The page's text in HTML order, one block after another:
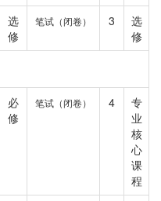
选
修
笔试（闭卷） 3
选
修
必
修
笔试（闭卷） 4
专
业
核
心
课
程